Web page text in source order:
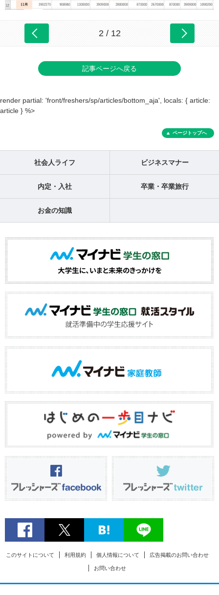
2 / 12
記事ページへ戻る
render partial: 'front/freshers/sp/articles/bottom_aja', locals: { article:
article } %>
ページトップへ
社会人ライフ ビジネスマナー
内定・入社 卒業・卒業旅行
お金の知識
このサイトについて 利用規約 個人情報について 広告掲載のお問い合わせ
お問い合わせ